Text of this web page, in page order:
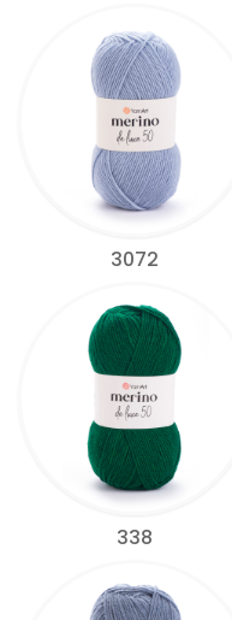
3072
338